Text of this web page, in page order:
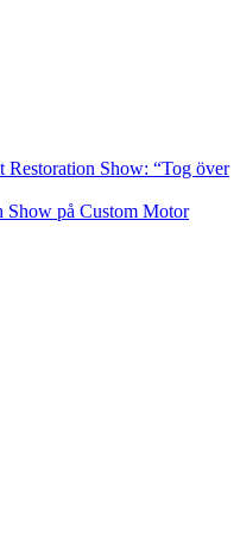
Restoration Show: “Tog över
Show på Custom Motor